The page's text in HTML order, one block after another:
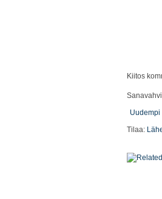
Kiitos
Uudempi
Tilaa: